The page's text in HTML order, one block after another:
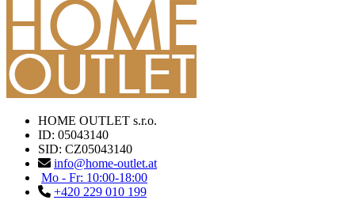
HOME OUTLET s.r.o.
ID: 05043140
SID: CZ05043140
info@home-outlet.at
Mo - Fr: 10:00-18:00
+420 229 010 199